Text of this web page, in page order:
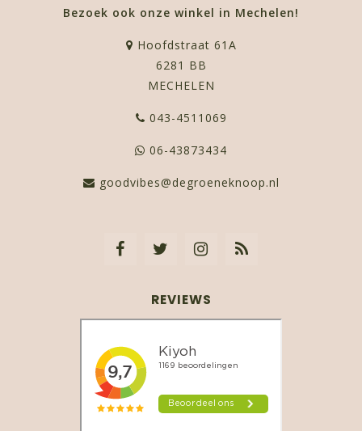
Bezoek ook onze winkel in Mechelen!
Hoofdstraat 61A
6281 BB
MECHELEN
043-4511069
06-43873434
goodvibes@degroeneknoop.nl
REVIEWS